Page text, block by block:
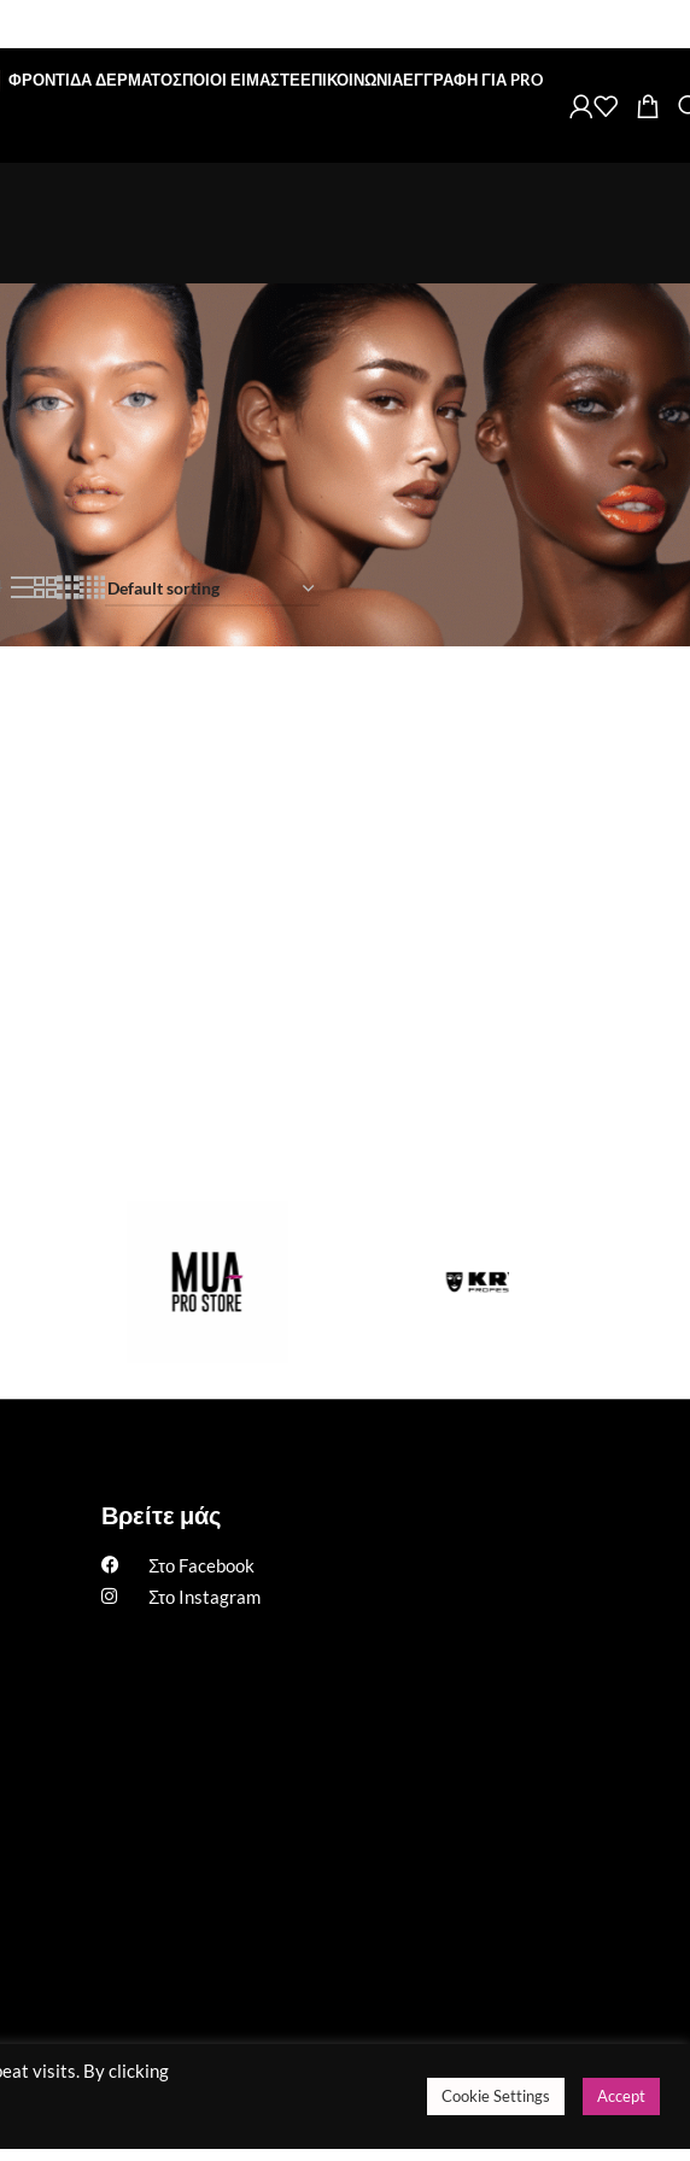
ΦΡΟΝΤΙΔΑ ΔΕΡΜΑΤΟΣΠΟΙΟΙ ΕΙΜΑΣΤΕΕΠΙΚΟΙΝΩΝΙΑΕΓΓΡΑΦΗ ΓΙΑ PRO
Βρείτε μάς
Στο Facebook
Στο Instagram
visits. By clicking
Cookie Settings Accept